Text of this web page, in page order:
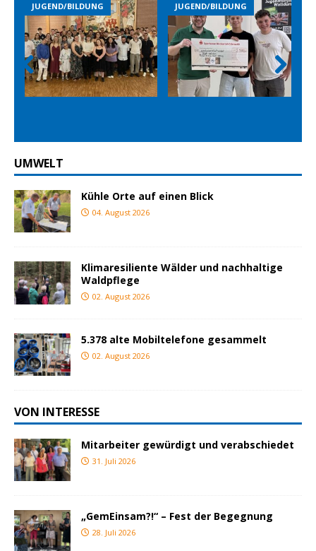
BILDUNG JUGEND/BILDUNG JUGEND/
Prev
ious
Nex
t
UMWELT
Kühle Orte auf einen Blick
04. August 2026
Klimaresiliente Wälder und nachhaltige
Waldpflege
02. August 2026
5.378 alte Mobiltelefone gesammelt
02. August 2026
VON INTERESSE
Mitarbeiter gewürdigt und verabschiedet
31. Juli 2026
„GemEinsam?!“ – Fest der Begegnung
28. Juli 2026